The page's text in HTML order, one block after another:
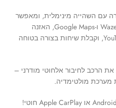
עם השהייה מינימלית, ומאפשר
שימוש חלק באפליקציות ניווט כמו Waze ו-Google Maps, האזנה
למוזיקה דרך Spotify או YouTube Music, וקבלת שיחות בצורה בטוחה
את הרכב לחיבור אלחוטי מודרני –
מערכת מולטימדיה.